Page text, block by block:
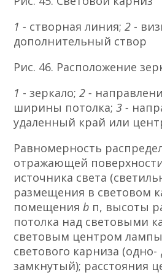
1 - створная линия;2 -
дополнительный створ
Рис. 46. Расположение
1 - зеркало;2 -
ширины потолка;3 -
удаленный край или
Равномерность
отражающей
источника света
размещения в световом
помещенияb п, высоты
потолка над световыми
световым центром
светового карниза
замкнутый); расстояния